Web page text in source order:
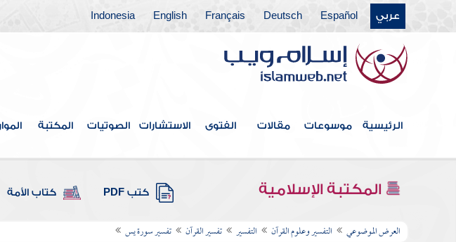
عربي Español
Deutsch
Français
English
Indonesia
الرئيسية موسوعات مقالات الفتوى الاستشارات الصوتيات المكتبة
المكتبة الإسلامية كتب PDF كتاب الأمة
العرض الموضوعي التفسير وعلوم القرآن التفسير تفسير القرآن تفسير سورة يس